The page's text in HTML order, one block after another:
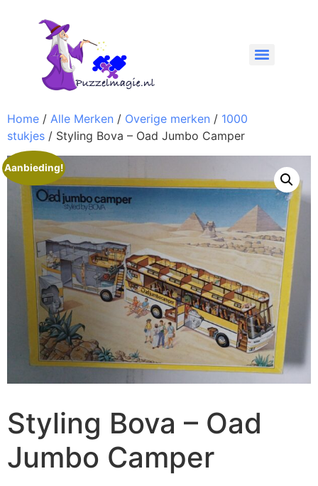
Home / Alle Merken / Overige merken / 1000
stukjes / Styling Bova – Oad Jumbo Camper
Aanbieding!
Styling Bova – Oad
Jumbo Camper